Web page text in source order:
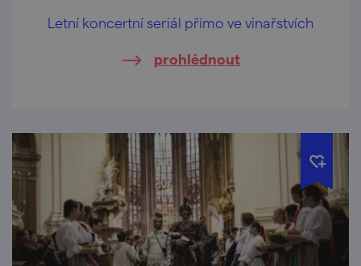
Letní koncertní seriál přímo ve vinařstvích
prohlédnout